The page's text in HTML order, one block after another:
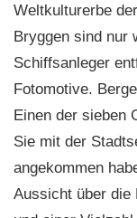
Weltkulturerbe
Bryggen sind nur
Schiffsanleger
Fotomotive.
Einen der sieben
Sie mit der
angekommen
Aussicht über die